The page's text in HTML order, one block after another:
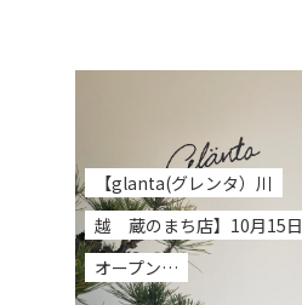
【glanta(グレンタ）川
越 蔵のまち店】10月15日
オープン…